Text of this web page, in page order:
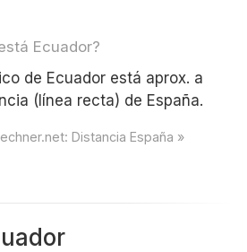
Ecuador?
de Ecuador está aprox. a
(línea recta) de España.
Distancia España »